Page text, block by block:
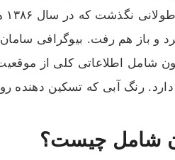
و باز هم رفت. بیوگرافی
شامل اطلاعاتی کلی از
رنگ آبی که تسکین
شامل چیست؟